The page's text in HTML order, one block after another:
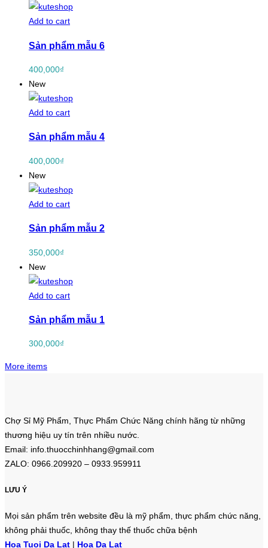
Add to cart
Sản phẩm mẫu 6
400,000₫
New
Add to cart
Sản phẩm mẫu 4
400,000₫
New
Add to cart
Sản phẩm mẫu 2
350,000₫
New
Add to cart
Sản phẩm mẫu 1
300,000₫
More items
Chợ Sỉ Mỹ Phẩm, Thực Phẩm Chức Năng chính hãng từ những
thương hiệu uy tín trên nhiều nước.
Email: info.thuocchinhhang@gmail.com
ZALO: 0966.209920 – 0933.959911
LƯU Ý
Mọi sản phẩm trên website đều là mỹ phẩm, thực phẩm chức năng,
không phải thuốc, không thay thế thuốc chữa bệnh
Hoa Tuoi Da Lat | Hoa Da Lat